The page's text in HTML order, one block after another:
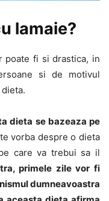
lamaie?
poate fi si drastica, in
si de motivul
dieta se bazeaza pe
vorba despre o dieta
care va trebui sa il
primele zile vor fi
dumneavoastra